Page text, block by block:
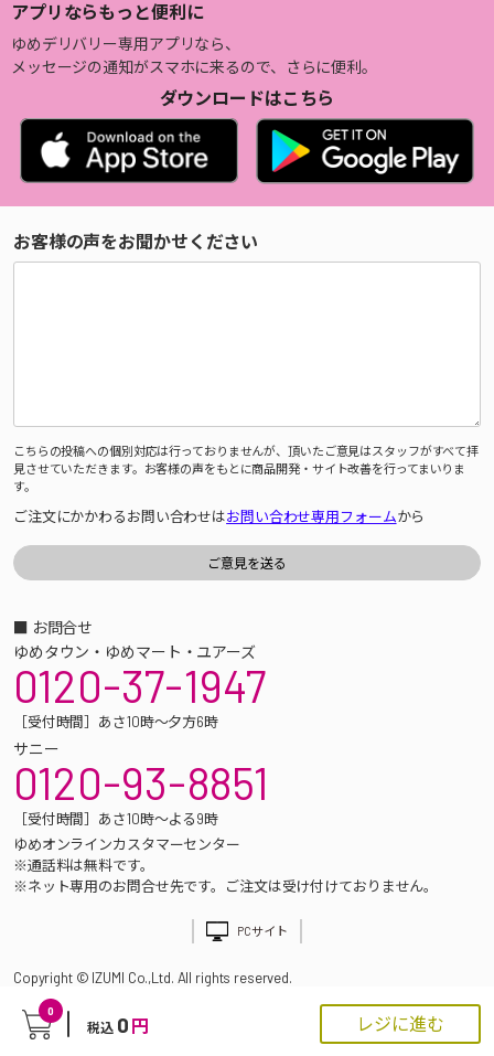
0
税込 0 円 レジに進む
アプリならもっと便利に
ゆめデリバリー専用アプリなら、
メッセージの通知がスマホに来るので、さらに便利。
ダウンロードはこちら
お客様の声をお聞かせください
こちらの投稿への個別対応は行っておりませんが、頂いたご意見はスタッフがすべて拝
見させていただきます。お客様の声をもとに商品開発・サイト改善を行ってまいりま
す。
ご注文にかかわるお問い合わせはお問い合わせ専用フォームから
■ お問合せ
ゆめタウン・ゆめマート・ユアーズ
0120-37-1947
［受付時間］あさ10時～夕方6時
サニー
0120-93-8851
［受付時間］あさ10時～よる9時
ゆめオンラインカスタマーセンター
※通話料は無料です。
※ネット専用のお問合せ先です。ご注文は受け付けておりません。
PCサイト
Copyright © IZUMI Co.,Ltd. All rights reserved.